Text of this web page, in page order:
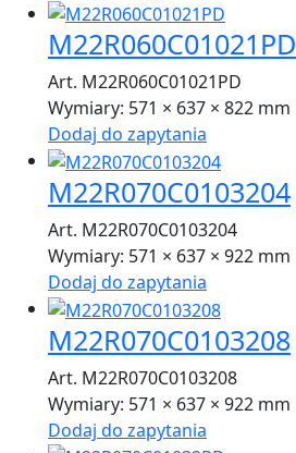
M22R060C01021PD
Art. M22R060C01021PD
Wymiary: 571 × 637 × 822 mm
Dodaj do zapytania
M22R070C0103204
Art. M22R070C0103204
Wymiary: 571 × 637 × 922 mm
Dodaj do zapytania
M22R070C0103208
Art. M22R070C0103208
Wymiary: 571 × 637 × 922 mm
Dodaj do zapytania